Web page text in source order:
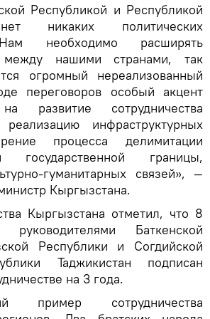
Республикой и Республикой
никаких политических
необходимо расширять
между нашими странами, так
огромный нереализованный
переговоров особый акцент
развитие сотрудничества
инфраструктурных
процесса делимитации
границы,
гуманитарных связей», —
Кыргызстана.
Кыргызстана отметил, что 8
Баткенской
Республики и Согдийской
Таджикистан подписан
на 3 года.
пример сотрудничества